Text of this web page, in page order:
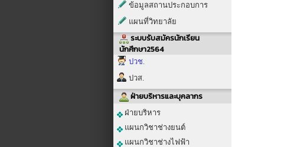
ข้อมูลสถานประกอบการ
แผนที่วิทยาลัย
ระบบรับสมัครนักเรียน
นักศึกษา2564
ปวช.
ปวส.
ฝ่ายบริหารและบุคลากร
ฝ่ายบริหาร
แผนกวิชาช่างยนต์
แผนกวิชาช่างไฟฟ้า